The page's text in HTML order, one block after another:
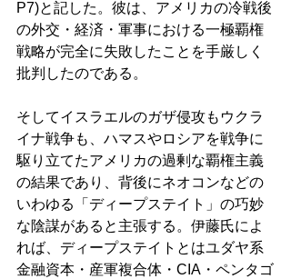
P7)と記した。彼は、アメリカの冷戦後
の外交・経済・軍事における一極覇権
戦略が完全に失敗したことを手厳しく
批判したのである。
そしてイスラエルのガザ侵攻もウクラ
イナ戦争も、ハマスやロシアを戦争に
駆り立てたアメリカの過剰な覇権主義
の結果であり、背後にネオコンなどの
いわゆる「ディープステイト」の巧妙
な陰謀があると主張する。伊藤氏によ
れば、ディープステイトとはユダヤ系
金融資本・産軍複合体・CIA・ペンタゴ